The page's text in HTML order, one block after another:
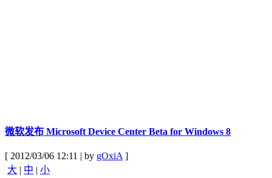
微软发布 Microsoft Device Center Beta for Windows 8
[ 2012/03/06 12:11 | by gOxiA]
大 | 中 | 小